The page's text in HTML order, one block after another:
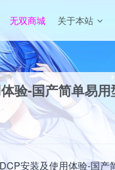
无双商城 关于本站
验-国产简单易